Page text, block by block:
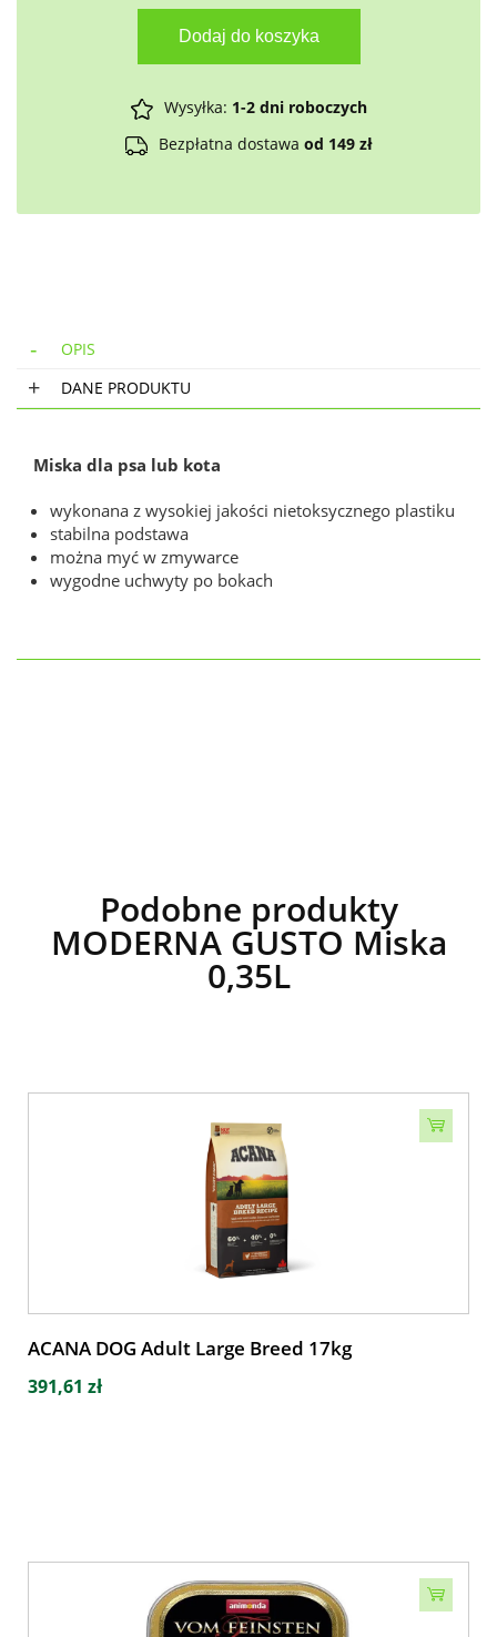
Dodaj do koszyka
Wysyłka: 1-2 dni roboczych
Bezpłatna dostawa od 149 zł
OPIS
DANE PRODUKTU
Miska dla psa lub kota
wykonana z wysokiej jakości nietoksycznego plastiku
stabilna podstawa
można myć w zmywarce
wygodne uchwyty po bokach
Podobne produkty
MODERNA GUSTO Miska
0,35L
ACANA DOG Adult Large Breed 17kg
391,61 zł